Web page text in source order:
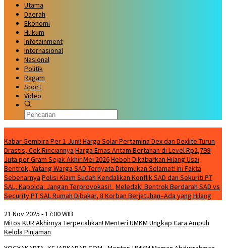
Utama
Daerah
Ekonomi
Hukum
Infotainment
Internasional
Nasional
Politik
Ragam
Sport
Video
Kabar Gembira Per 1 Juni! Harga Solar Pertamina Dex dan Dexlite Turun
Drastis, Cek Rinciannya Harga Emas Antam Bertahan di Level Rp2,799
Juta per Gram Sejak Akhir Mei 2026Heboh Dikabarkan Hilang Usai
Bentrok, Yatang Warga SAD Ternyata Ditemukan Selamat! Ini Fakta
Sebenarnya Polisi Klaim Sudah Kendalikan Konflik SAD dan Sekuriti PT
SAL, Kapolda: Jangan Terprovokasi! Meledak! Bentrok Berdarah SAD vs
Security PT SAL Rumah Dibakar, 8 Korban Berjatuhan–Ada yang Hilang
21 Nov 2025 - 17:00 WIB
Mitos KUR Akhirnya Terpecahkan! Menteri UMKM Ungkap Cara Ampuh
Kelola Pinjaman